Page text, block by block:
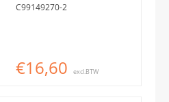
C99149270-2
€16,60 excl.BTW